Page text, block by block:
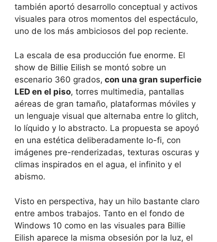
también aportó desarrollo conceptual y activos
visuales para otros momentos del espectáculo,
uno de los más ambiciosos del pop reciente.
La escala de esa producción fue enorme. El
show de Billie Eilish se montó sobre un
escenario 360 grados, con una gran superficie
LED en el piso, torres multimedia, pantallas
aéreas de gran tamaño, plataformas móviles y
un lenguaje visual que alternaba entre lo glitch,
lo líquido y lo abstracto. La propuesta se apoyó
en una estética deliberadamente lo-fi, con
imágenes pre-renderizadas, texturas oscuras y
climas inspirados en el agua, el infinito y el
abismo.
Visto en perspectiva, hay un hilo bastante claro
entre ambos trabajos. Tanto en el fondo de
Windows 10 como en las visuales para Billie
Eilish aparece la misma obsesión por la luz, el